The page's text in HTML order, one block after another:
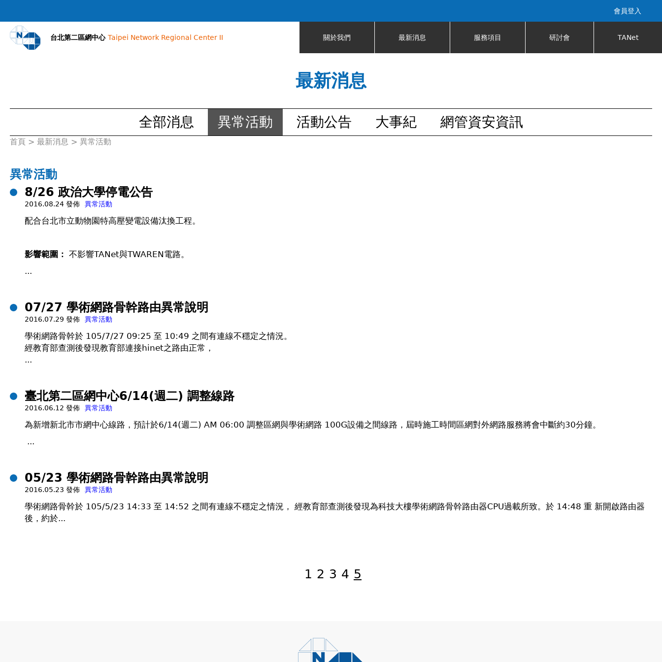
會員登入
台北第二區網中心 Taipei Network Regional Center II 關於我們 最新消息 服務項目 研討會 TANet
最新消息
全部消息 異常活動 活動公告 大事紀 網管資安資訊
您
在
這
首頁 > 最新消息 > 異常活動
異常活動
8/26 政治大學停電公告
2016.08.24 發佈 異常活動
配合台北市立動物園特高壓變電設備汰換工程。
影響範圍： 不影響TANet與TWAREN電路。
...
07/27 學術網路骨幹路由異常說明
2016.07.29 發佈 異常活動
學術網路骨幹於 105/7/27 09:25 至 10:49 之間有連線不穩定之情況。
經教育部查測後發現教育部連接hinet之路由正常，
...
臺北第二區網中心6/14(週二) 調整線路
2016.06.12 發佈 異常活動
為新增新北市市網中心線路，預計於6/14(週二) AM 06:00 調整區網與學術網路 100G設備之間線路，屆時施工時間區網對外網路服務將會中斷約30分鐘。
...
05/23 學術網路骨幹路由異常說明
2016.05.23 發佈 異常活動
學術網路骨幹於 105/5/23 14:33 至 14:52 之間有連線不穩定之情況， 經教育部查測後發現為科技大樓學術網路骨幹路由器CPU過載所致。於 14:48 重 新開啟路由器
後，約於...
1 2 3 4 5